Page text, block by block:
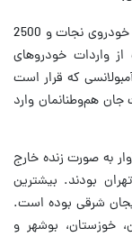
رئیس جمعیت هلال‌احمر ادامه داد: 7600 دستگاه خودروی نجات و 2500
واردات خودروهای
و اکنون از 1500 دستگاه آمبولانسی که قرار است
جان هم‌وطنانمان وارد
از زیر آوار به صورت زنده خارج
بودند. بیشترین
شرقی بوده است.
خوزستان، بوشهر و